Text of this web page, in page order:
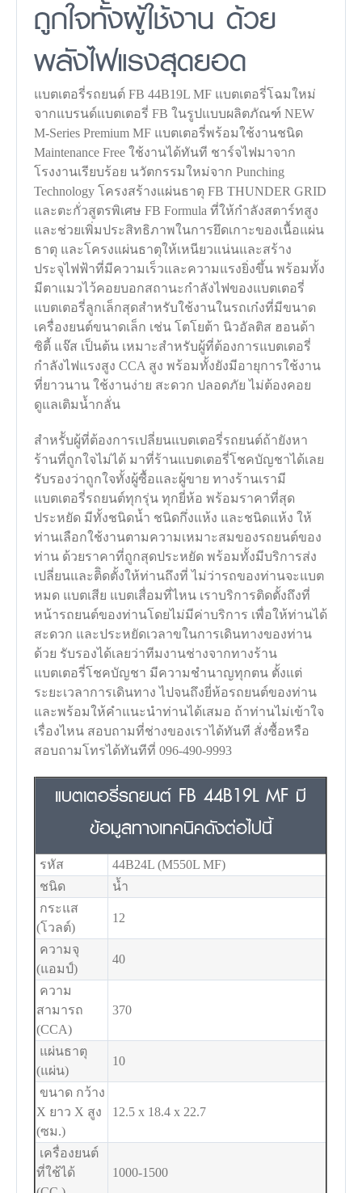
ถูกใจทั้งผู้ใช้งาน ด้วย
พลังไฟแรงสุดยอด
แบตเตอรี่รถยนต์ FB 44B19L MF แบตเตอรี่โฉมใหม่
จากแบรนด์แบตเตอรี่ FB ในรูปแบบผลิตภัณฑ์ NEW
M-Series Premium MF แบตเตอรี่พร้อมใช้งานชนิด
Maintenance Free ใช้งานได้ทันที ชาร์จไฟมาจาก
โรงงานเรียบร้อย นวัตกรรมใหม่จาก Punching
Technology โครงสร้างแผ่นธาตุ FB THUNDER GRID
และตะกั่วสูตรพิเศษ FB Formula ที่ให้กำลังสตาร์ทสูง
และช่วยเพิ่มประสิทธิภาพในการยึดเกาะของเนื้อแผ่น
ธาตุ และโครงแผ่นธาตุให้เหนียวแน่นและสร้าง
ประจุไฟฟ้าที่มีความเร็วและความแรงยิ่งขึ้น พร้อมทั้ง
มีตาแมวไว้คอยบอกสถานะกำลังไฟของแบตเตอรี่
แบตเตอรี่ลูกเล็กสุดสำหรับใช้งานในรถเก๋งที่มีขนาด
เครื่องยนต์ขนาดเล็ก เช่น โตโยต้า นิวอัลติส ฮอนด้า
ซิตี้ แจ๊ส เป็นต้น เหมาะสำหรับผู้ที่ต้องการแบตเตอรี่
กำลังไฟแรงสูง CCA สูง พร้อมทั้งยังมีอายุการใช้งาน
ที่ยาวนาน ใช้งานง่าย สะดวก ปลอดภัย ไม่ต้องคอย
ดูแลเติมน้ำกลั่น
สำหรัับผู้ที่ต้องการเปลี่ยนแบตเตอรี่รถยนต์ถ้ายังหา
ร้านที่ถูกใจไม่ได้ มาที่ร้านแบตเตอรี่โชคบัญชาได้เลย
รับรองว่าถูกใจทั้งผู้ซื้อและผู้ขาย ทางร้านเรามี
แบตเตอรี่รถยนต์ทุกรุ่น ทุกยี่ห้อ พร้อมราคาที่สุด
ประหยัด มีทั้งชนิดน้ำ ชนิดกึ่งแห้ง และชนิดแห้ง ให้
ท่านเลือกใช้งานตามความเหมาะสมของรถยนต์ของ
ท่าน ด้วยราคาที่ถูกสุดประหยัด พร้อมทั้งมีบริการส่ง
เปลี่ยนและติิดตั้งให้ท่านถึงที่ ไม่ว่ารถของท่านจะแบต
หมด แบตเสีย แบตเสื่อมที่ไหน เราบริการติดตั้งถึงที่
หน้ารถยนต์ของท่านโดยไม่มีค่าบริการ เพื่อให้ท่านได้
สะดวก และประหยัดเวลาขในการเดินทางของท่าน
ด้วย รับรองได้เลยว่าทีมงานช่างจากทางร้าน
แบตเตอรี่โชคบัญชา มีความชำนาญทุกตน ตั้งแต่
ระยะเวลาการเดินทาง ไปจนถึงยี่ห้อรถยนต์ของท่าน
และพร้อมให้คำแนะนำท่านได้เสมอ ถ้าท่านไม่เข้าใจ
เรื่องไหน สอบถามที่ช่างของเราได้ทันที สั่งซื้อหรือ
สอบถามโทรได้ทันทีที่ 096-490-9993
แบตเตอรี่รถยนต์ FB 44B19L MF มี
ข้อมูลทางเทคนิคดังต่อไปนี้
รหัส
44B24L (M550L MF)
ชนิด
น้ำ
กระแส
(โวลต์)
12
ความจุ
(แอมป์)
40
ความ
สามารถ
(CCA)
370
แผ่นธาตุ
(แผ่น)
10
ขนาด กว้าง
X ยาว X สูง
(ซม.)
12.5 x 18.4 x 22.7
เครื่องยนต์
ที่ใช้ได้
1000-1500